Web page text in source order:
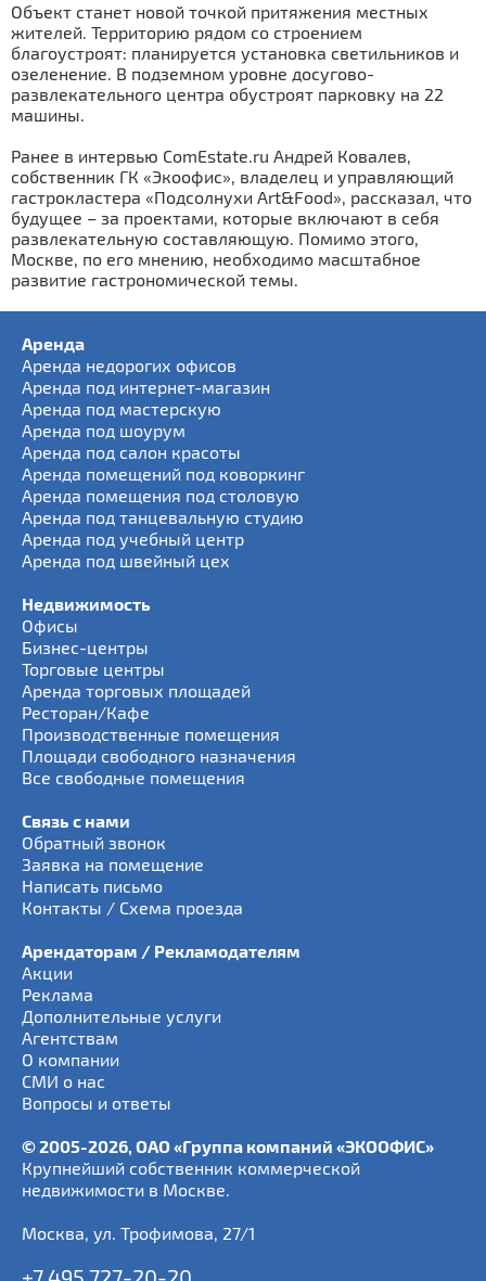
Объект станет новой точкой притяжения местных
жителей. Территорию рядом со строением
благоустроят: планируется установка светильников и
озеленение. В подземном уровне досугово-
развлекательного центра обустроят парковку на 22
машины.
Ранее в интервью ComEstate.ru Андрей Ковалев,
собственник ГК «Экоофис», владелец и управляющий
гастрокластера «Подсолнухи Art&Food», рассказал, что
будущее – за проектами, которые включают в себя
развлекательную составляющую. Помимо этого,
Москве, по его мнению, необходимо масштабное
развитие гастрономической темы.
Аренда
Аренда недорогих офисов
Аренда под интернет-магазин
Аренда под мастерскую
Аренда под шоурум
Аренда под салон красоты
Аренда помещений под коворкинг
Аренда помещения под столовую
Аренда под танцевальную студию
Аренда под учебный центр
Аренда под швейный цех
Недвижимость
Офисы
Бизнес-центры
Торговые центры
Аренда торговых площадей
Ресторан/Кафе
Производственные помещения
Площади свободного назначения
Все свободные помещения
Связь с нами
Обратный звонок
Заявка на помещение
Написать письмо
Контакты / Схема проезда
Арендаторам / Рекламодателям
Акции
Реклама
Дополнительные услуги
Агентствам
О компании
СМИ о нас
Вопросы и ответы
© 2005-2026, ОАО «Группа компаний «ЭКООФИС»
Крупнейший собственник коммерческой
недвижимости в Москве.
Москва, ул. Трофимова, 27/1